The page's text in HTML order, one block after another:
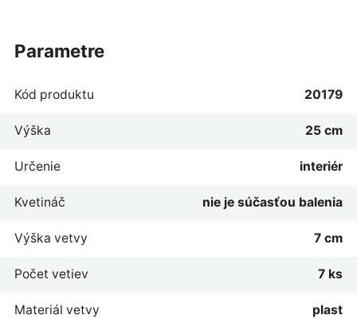
parametre
Kód produktu 20179
Výška 25 cm
Určenie interiér
Kvetináč nie je súčasťou balenia
Výška vetvy 7 cm
Počet vetiev 7 ks
Materiál vetvy plast